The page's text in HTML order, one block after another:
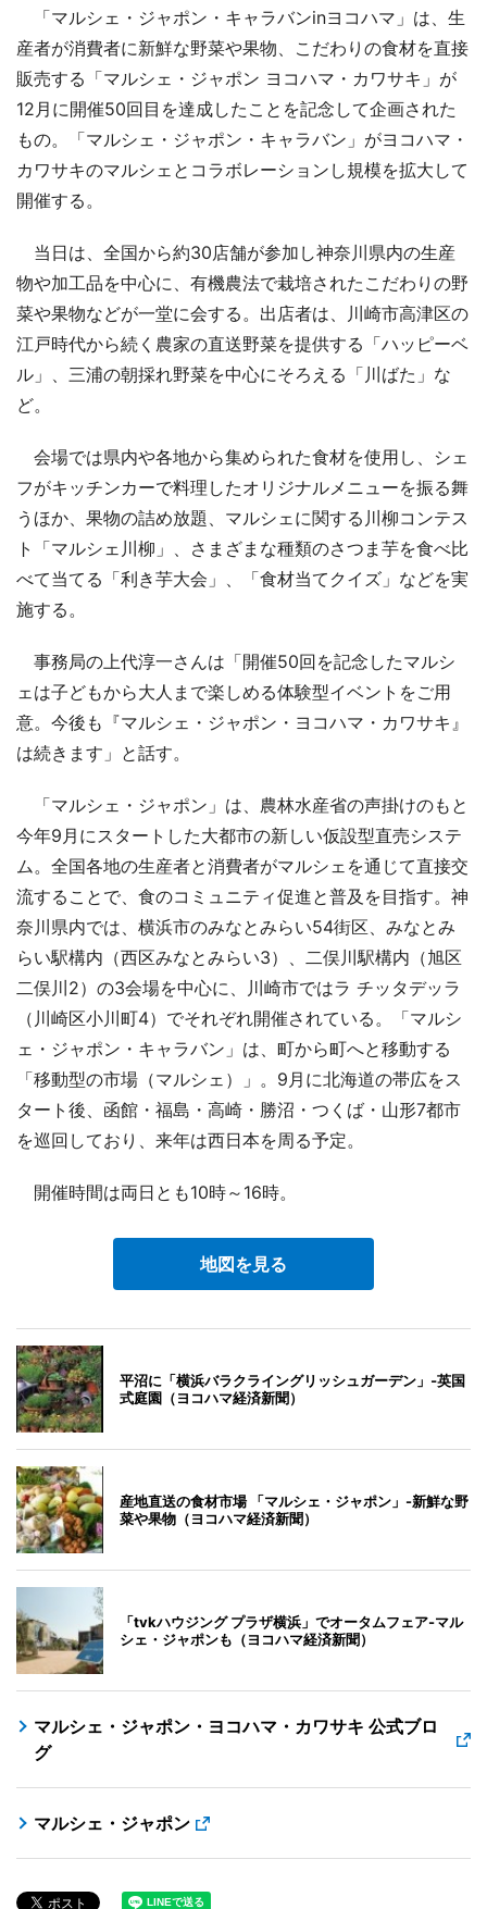
「マルシェ・ジャポン・キャラバンinヨコハマ」は、生
産者が消費者に新鮮な野菜や果物、こだわりの食材を直接
販売する「マルシェ・ジャポン ヨコハマ・カワサキ」が
12月に開催50回目を達成したことを記念して企画された
もの。「マルシェ・ジャポン・キャラバン」がヨコハマ・
カワサキのマルシェとコラボレーションし規模を拡大して
開催する。
当日は、全国から約30店舗が参加し神奈川県内の生産
物や加工品を中心に、有機農法で栽培されたこだわりの野
菜や果物などが一堂に会する。出店者は、川崎市高津区の
江戸時代から続く農家の直送野菜を提供する「ハッピーベ
ル」、三浦の朝採れ野菜を中心にそろえる「川ばた」な
ど。
会場では県内や各地から集められた食材を使用し、シェ
フがキッチンカーで料理したオリジナルメニューを振る舞
うほか、果物の詰め放題、マルシェに関する川柳コンテス
ト「マルシェ川柳」、さまざまな種類のさつま芋を食べ比
べて当てる「利き芋大会」、「食材当てクイズ」などを実
施する。
事務局の上代淳一さんは「開催50回を記念したマルシ
ェは子どもから大人まで楽しめる体験型イベントをご用
意。今後も『マルシェ・ジャポン・ヨコハマ・カワサキ』
は続きます」と話す。
「マルシェ・ジャポン」は、農林水産省の声掛けのもと
今年9月にスタートした大都市の新しい仮設型直売システ
ム。全国各地の生産者と消費者がマルシェを通じて直接交
流することで、食のコミュニティ促進と普及を目指す。神
奈川県内では、横浜市のみなとみらい54街区、みなとみ
らい駅構内（西区みなとみらい3）、二俣川駅構内（旭区
二俣川2）の3会場を中心に、川崎市ではラ チッタデッラ
（川崎区小川町4）でそれぞれ開催されている。「マルシ
ェ・ジャポン・キャラバン」は、町から町へと移動する
「移動型の市場（マルシェ）」。9月に北海道の帯広をス
タート後、函館・福島・高崎・勝沼・つくば・山形7都市
を巡回しており、来年は西日本を周る予定。
開催時間は両日とも10時～16時。
地図を見る
平沼に「横浜バラクライングリッシュガーデン」‐英国
式庭園（ヨコハマ経済新聞）
産地直送の食材市場 「マルシェ・ジャポン」-新鮮な野
菜や果物（ヨコハマ経済新聞）
「tvkハウジング プラザ横浜」でオータムフェア-マル
シェ・ジャポンも（ヨコハマ経済新聞）
マルシェ・ジャポン・ヨコハマ・カワサキ 公式ブロ
グ
マルシェ・ジャポン